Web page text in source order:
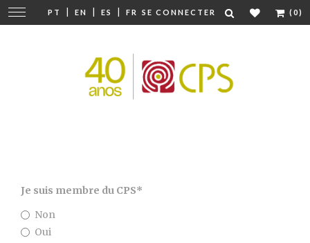
PT | EN | ES | FR SE CONNECTER (0)
Modifier
la
Je suis membre du CPS*
Non
Oui